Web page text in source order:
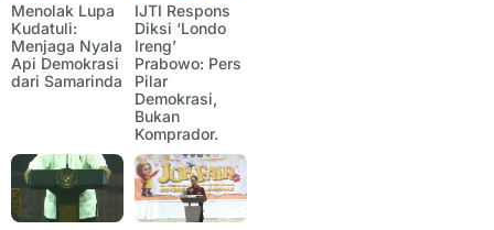
Menolak Lupa
Kudatuli:
Menjaga Nyala
Api Demokrasi
dari Samarinda
IJTI Respons
Diksi ‘Londo
Ireng’
Prabowo: Pers
Pilar
Demokrasi,
Bukan
Komprador.